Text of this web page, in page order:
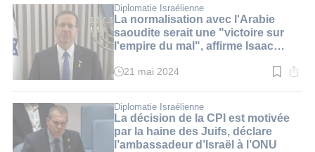
:
3
min.
Diplomatie Israélienne
La normalisation avec l'Arabie
saoudite serait une "victoire sur
l'empire du mal", affirme Isaac
Temps
:
3
min.
21 mai 2024
Diplomatie Israélienne
La décision de la CPI est motivée
par la haine des Juifs, déclare
l’ambassadeur d’Israël à l’ONU